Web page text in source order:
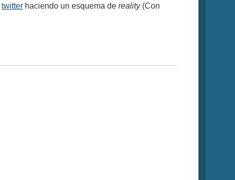
twitter haciendo un esquema de reality(Con